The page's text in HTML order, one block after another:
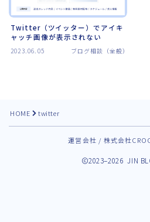
Twitter（ツイッター）でアイキ
ャッチ画像が表示されない
2023.06.05 ブログ相談（全般）
HOME twitter
運営会社 / 株式会社
2023–2026 JIN